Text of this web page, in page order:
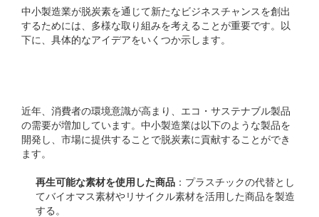
中小製造業が脱炭素を通じて新たなビジネスチャンスを創出
するためには、多様な取り組みを考えることが重要です。以
下に、具体的なアイデアをいくつか示します。
近年、消費者の環境意識が高まり、エコ・サステナブル製品
の需要が増加しています。中小製造業は以下のような製品を
開発し、市場に提供することで脱炭素に貢献することができ
ます。
再生可能な素材を使用した商品 ：プラスチックの代替とし
てバイオマス素材やリサイクル素材を活用した商品を製造
する。